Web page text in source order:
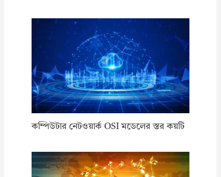
কম্পিউটার নেটওয়ার্ক OSI মডেলের স্তর কয়টি